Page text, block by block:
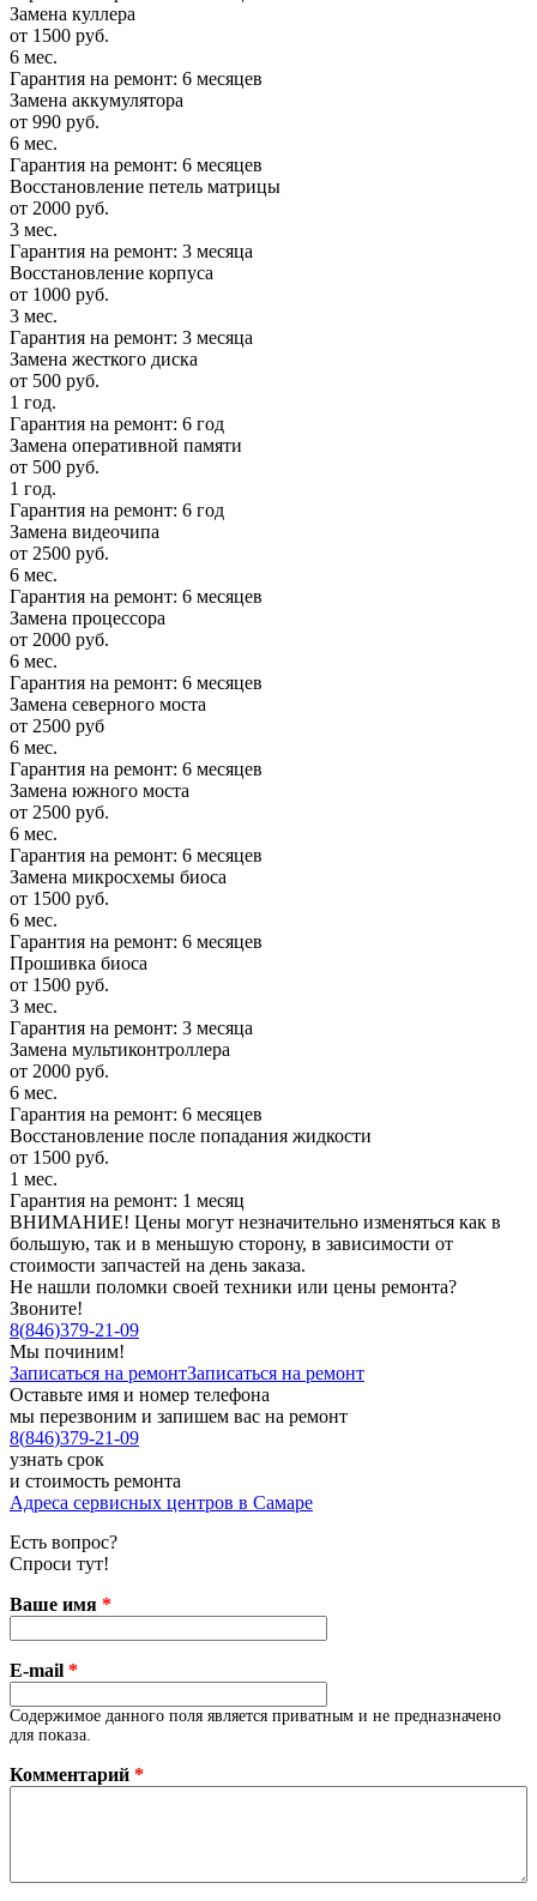
Замена куллера
от 1500 руб.
6 мес.
Гарантия на ремонт: 6 месяцев
Замена аккумулятора
от 990 руб.
6 мес.
Гарантия на ремонт: 6 месяцев
Восстановление петель матрицы
от 2000 руб.
3 мес.
Гарантия на ремонт: 3 месяца
Восстановление корпуса
от 1000 руб.
3 мес.
Гарантия на ремонт: 3 месяца
Замена жесткого диска
от 500 руб.
1 год.
Гарантия на ремонт: 6 год
Замена оперативной памяти
от 500 руб.
1 год.
Гарантия на ремонт: 6 год
Замена видеочипа
от 2500 руб.
6 мес.
Гарантия на ремонт: 6 месяцев
Замена процессора
от 2000 руб.
6 мес.
Гарантия на ремонт: 6 месяцев
Замена северного моста
от 2500 руб
6 мес.
Гарантия на ремонт: 6 месяцев
Замена южного моста
от 2500 руб.
6 мес.
Гарантия на ремонт: 6 месяцев
Замена микросхемы биоса
от 1500 руб.
6 мес.
Гарантия на ремонт: 6 месяцев
Прошивка биоса
от 1500 руб.
3 мес.
Гарантия на ремонт: 3 месяца
Замена мультиконтроллера
от 2000 руб.
6 мес.
Гарантия на ремонт: 6 месяцев
Восстановление после попадания жидкости
от 1500 руб.
1 мес.
Гарантия на ремонт: 1 месяц
ВНИМАНИЕ! Цены могут незначительно изменяться как в
большую, так и в меньшую сторону, в зависимости от
стоимости запчастей на день заказа.
Не нашли поломки своей техники или цены ремонта?
Звоните!
8(846)379-21-09
Мы починим!
Записаться на ремонтЗаписаться на ремонт
Оставьте имя и номер телефона
мы перезвоним и запишем вас на ремонт
8(846)379-21-09
узнать срок
и стоимость ремонта
Адреса сервисных центров в Самаре
Есть вопрос?
Спроси тут!
Ваше имя *
E-mail *
Содержимое данного поля является приватным и не предназначено
для показа.
Комментарий *